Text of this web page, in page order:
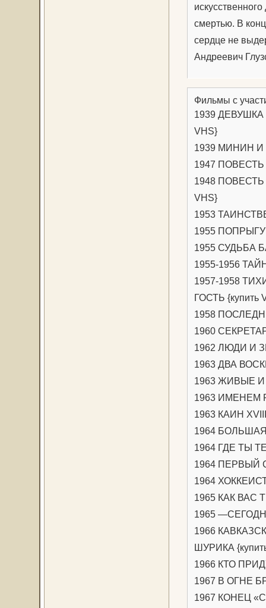
смертью. В
сердце не
Андреевич
Фильмы с
1939 ДЕВУШКА
VHS}
1939 МИНИН И
1947 ПОВЕСТЬ
1948 ПОВЕСТЬ
VHS}
1953
1955
1955 СУДЬБА
1955-1956
1957-1958
ГОСТЬ {купить
1958
1960
1962 ЛЮДИ И
1963 ДВА
1963 ЖИВЫЕ И
1963
1963 КАИН XVIII
1964
1964 ГДЕ ТЫ
1964 ПЕРВЫЙ
1964
1965 КАК ВАС
1965
1966
ШУРИКА
1966 КТО
1967 В ОГНЕ
1967 КОНЕЦ